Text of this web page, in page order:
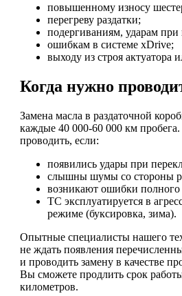
повышенному износу
перегреву раздатки;
подергиваниям, ударам при
ошибкам в системе xDrive;
выходу из строя актуатора
Когда нужно
Замена масла в раздаточной
каждые 40 000-60 000 км
проводить, если:
появились удары при
слышны шумы со стороны
возникают ошибки полного
ТС эксплуатируется в
режиме (буксировка, зима).
Опытные специалисты нашего
не ждать появления
и проводить замену в качестве
Вы сможете продлить срок
километров.